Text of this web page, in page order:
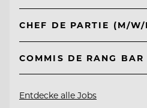
CHEF DE PARTIE (M/W/
COMMIS DE RANG
Entdecke alle Jobs